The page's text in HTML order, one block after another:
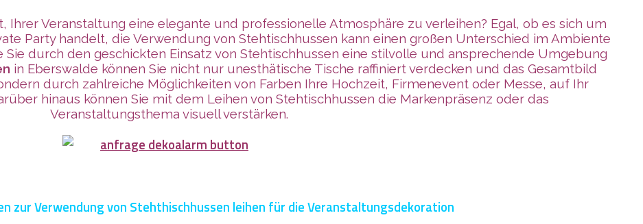
Ihrer Veranstaltung eine elegante und professionelle Atmosphäre zu verleihen? Egal, ob es sich um
Party handelt, die Verwendung von Stehtischhussen kann einen großen Unterschied im Ambiente
Sie durch den geschickten Einsatz von Stehtischhussen eine stilvolle und ansprechende Umgebung
in Eberswalde können Sie nicht nur unesthätische Tische raffiniert verdecken und das Gesamtbild
durch zahlreiche Möglichkeiten von Farben Ihre Hochzeit, Firmenevent oder Messe, auf Ihr
hinaus können Sie mit dem Leihen von Stehtischhussen die Markenpräsenz oder das
Veranstaltungsthema visuell verstärken.
zur Verwendung von Stehthischhussen leihen für die Veranstaltungsdekoration